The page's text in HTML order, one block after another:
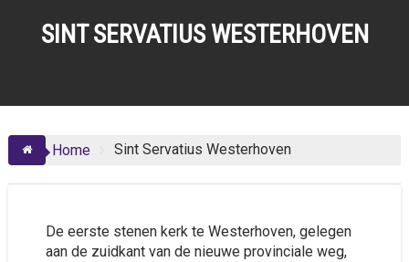
SINT SERVATIUS WESTERHOVEN
Home Sint Servatius Westerhoven
De eerste stenen kerk te Westerhoven, gelegen
aan de zuidkant van de nieuwe provinciale weg,